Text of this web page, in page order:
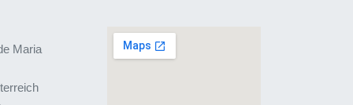
Maria